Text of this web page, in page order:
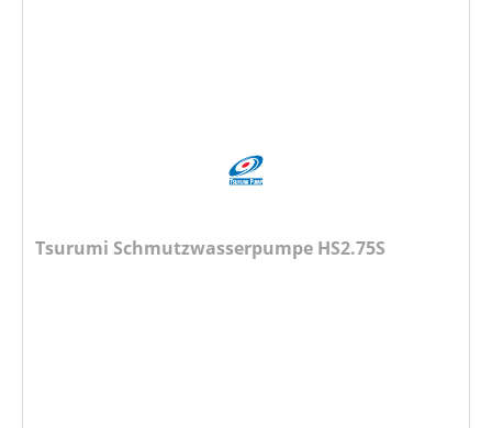
Tsurumi Schmutzwasserpumpe HS2.75S